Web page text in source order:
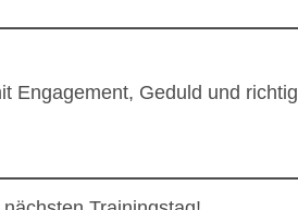
Engagement, Geduld und richtig